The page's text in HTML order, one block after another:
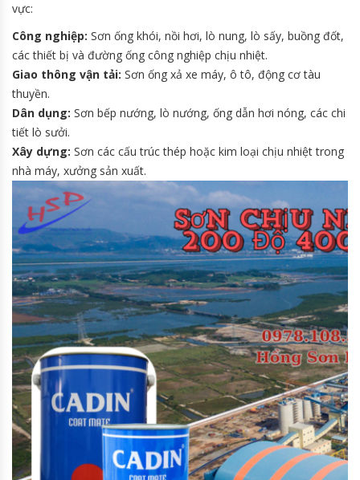
vực:
Công nghiệp: Sơn ống khói, nồi hơi, lò nung, lò sấy, buồng đốt,
các thiết bị và đường ống công nghiệp chịu nhiệt.
Giao thông vận tải: Sơn ống xả xe máy, ô tô, động cơ tàu
thuyền.
Dân dụng: Sơn bếp nướng, lò nướng, ống dẫn hơi nóng, các chi
tiết lò sưởi.
Xây dựng: Sơn các cấu trúc thép hoặc kim loại chịu nhiệt trong
nhà máy, xưởng sản xuất.